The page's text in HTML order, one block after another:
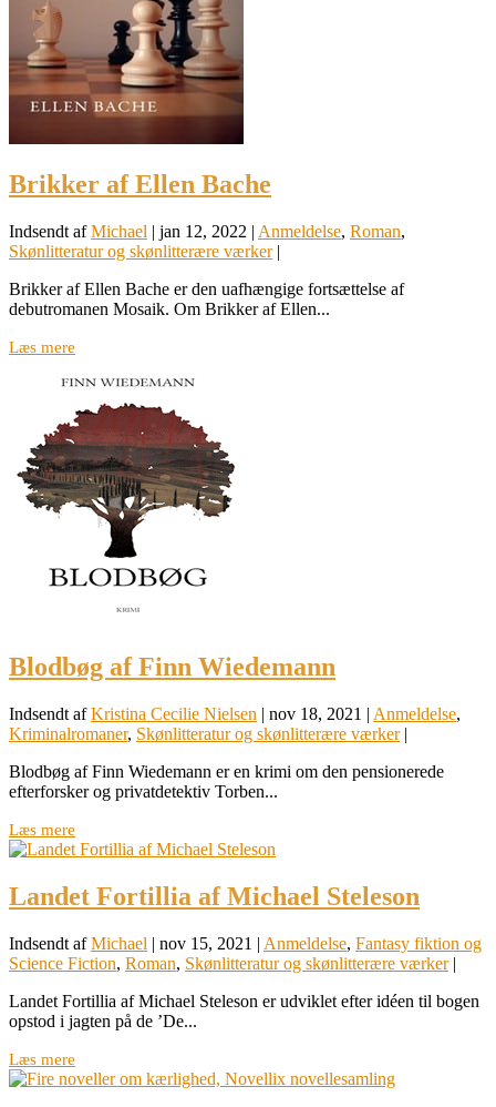
Brikker af Ellen Bache
Indsendt afMichael | jan 12, 2022 | Anmeldelse, Roman,
Skønlitteratur og skønlitterære værker|
Brikker af Ellen Bache er den uafhængige fortsættelse af
debutromanen Mosaik. Om Brikker af Ellen...
Læs mere
Blodbøg af Finn Wiedemann
Indsendt afKristina Cecilie Nielsen | nov 18, 2021 | Anmeldelse,
Kriminalromaner, Skønlitteratur og skønlitterære værker|
Blodbøg af Finn Wiedemann er en krimi om den pensionerede
efterforsker og privatdetektiv Torben...
Læs mere
Landet Fortillia af Michael Steleson
Indsendt afMichael | nov 15, 2021 | Anmeldelse, Fantasy fiktion og
Science Fiction, Roman, Skønlitteratur og skønlitterære værker|
Landet Fortillia af Michael Steleson er udviklet efter idéen til bogen
opstod i jagten på de ’De...
Læs mere